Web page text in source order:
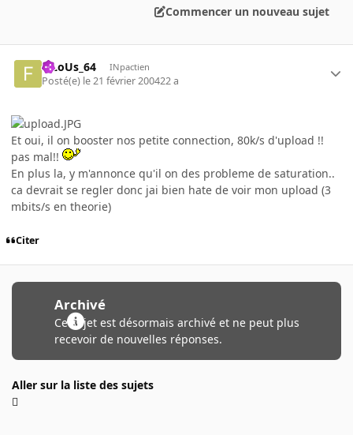
Commencer un nouveau sujet
FiLoUs_64 INpactien
Posté(e) le 21 février 200422 a
Et oui, il on booster nos petite connection, 80k/s d'upload !!
pas mal!!
En plus la, y m'annonce qu'il on des probleme de saturation..
ca devrait se regler donc jai bien hate de voir mon upload (3
mbits/s en theorie)
Citer
Archivé
Ce sujet est désormais archivé et ne peut plus
recevoir de nouvelles réponses.
Aller sur la liste des sujets